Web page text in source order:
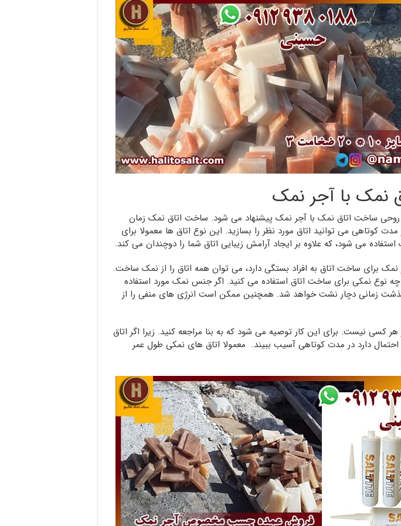
نمک با آجر نمک
روحی ساخت اتاق نمک با آجر نمک پیشنهاد می شود. ساخت اتاق نمک زمان
مدت کوتاهی می توانید اتاق مورد نظر را بسازید. این نوع اتاق ها معمولا برای
استفاده می شود، که علاوه بر ایجاد آرامش زیبایی اتاق شما را دوچندان می کند.
نمک برای ساخت اتاق به افراد بستگی دارد، می توان همه اتاق را از نمک ساخت.
چه نوع نمکی برای ساخت اتاق استفاده می کنید. اگر جنس نمک مورد استفاده
زمانی دچار نشت خواهد شد. همچنین ممکن است انرژی های منفی را از
کسی نیست. برای این کار توصیه می شود که به بنا مراجعه کنید. زیرا اگر اتاق
دارد در مدت کوتاهی آسیب ببیند. معمولا اتاق های نمکی طول عمر